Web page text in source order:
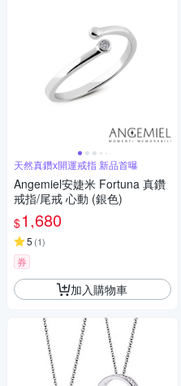
天然真鑽x開運戒指 新品首曝
Angemiel安婕米 Fortuna 真鑽
戒指/尾戒 心動 (銀色)
$1,680
5 (1)
券
加入購物車